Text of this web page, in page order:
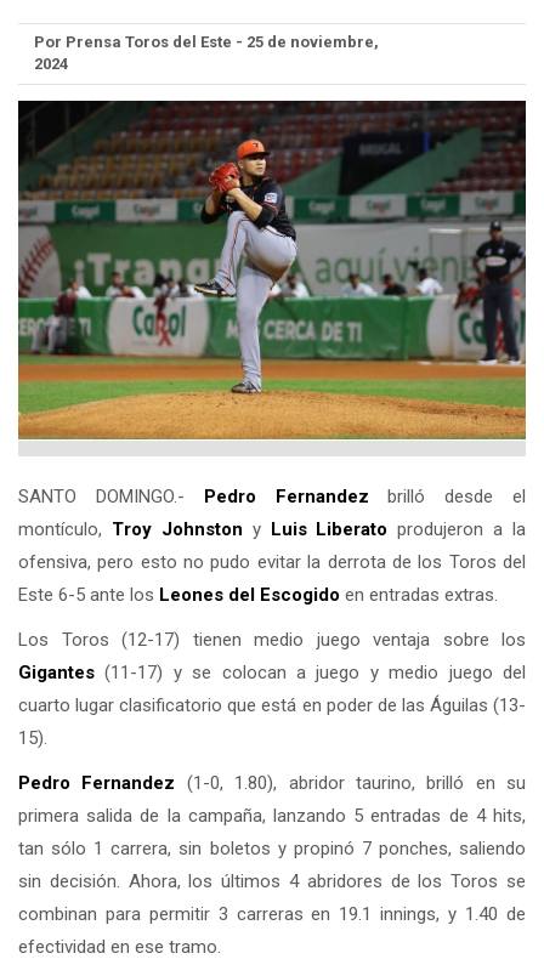
Por Prensa Toros del Este - 25 de noviembre,
2024
SANTO DOMINGO.- Pedro Fernandez brilló desde el
montículo, Troy Johnston y Luis Liberato produjeron a la
ofensiva, pero esto no pudo evitar la derrota de los Toros del
Este 6-5 ante los Leones del Escogido en entradas extras.
Los Toros (12-17) tienen medio juego ventaja sobre los
Gigantes (11-17) y se colocan a juego y medio juego del
cuarto lugar clasificatorio que está en poder de las Águilas (13-
15).
Pedro Fernandez (1-0, 1.80), abridor taurino, brilló en su
primera salida de la campaña, lanzando 5 entradas de 4 hits,
tan sólo 1 carrera, sin boletos y propinó 7 ponches, saliendo
sin decisión. Ahora, los últimos 4 abridores de los Toros se
combinan para permitir 3 carreras en 19.1 innings, y 1.40 de
efectividad en ese tramo.